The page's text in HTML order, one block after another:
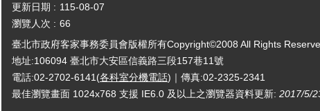
更新日期
115-08-07
瀏覽人次
66
臺北市政府客家事務委員會版權所有Copyright©2008 All Rights
地址:106094 臺北市大安區信義路三段157巷11號
電話:02-2702-6141(各科室分機電話)｜傳真:02-2325-2341
最佳瀏覽畫面 1024x768 支援 IE6.0 及以上之瀏覽器資料更新: 2017/5/